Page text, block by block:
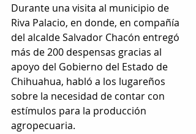
Durante una visita al municipio de
Riva Palacio, en donde, en compañía
del alcalde Salvador Chacón entregó
más de 200 despensas gracias al
apoyo del Gobierno del Estado de
Chihuahua, habló a los lugareños
sobre la necesidad de contar con
estímulos para la producción
agropecuaria.